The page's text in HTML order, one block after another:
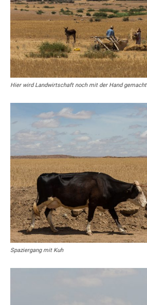
Hier wird Landwirtschaft noch mit der Hand gemacht
Spaziergang mit Kuh